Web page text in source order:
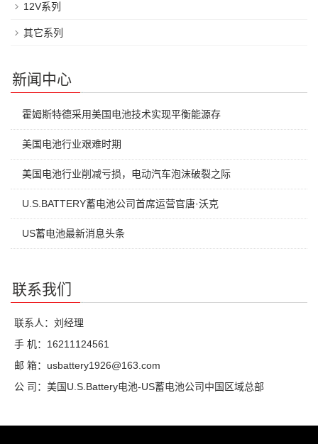
12V系列
其它系列
新闻中心
霍姆斯特德采用美国电池技术实现平衡能源存
美国电池行业艰难时期
美国电池行业削减亏损，电动汽车泡沫破裂之际
U.S.BATTERY蓄电池公司首席运营官唐·沃克
US蓄电池最新消息头条
联系我们
联系人：刘经理
手 机：16211124561
邮 箱：usbattery1926@163.com
公 司：美国U.S.Battery电池-US蓄电池公司中国区域总部